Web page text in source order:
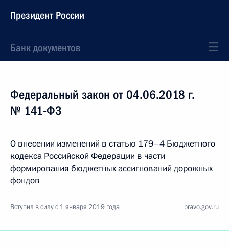
Президент России
Банк документов
Федеральный закон от 04.06.2018 г.
№ 141-ФЗ
О внесении изменений в статью 179–4 Бюджетного
кодекса Российской Федерации в части
формирования бюджетных ассигнований дорожных
фондов
Вступил в силу с 1 января 2019 года pravo.gov.ru